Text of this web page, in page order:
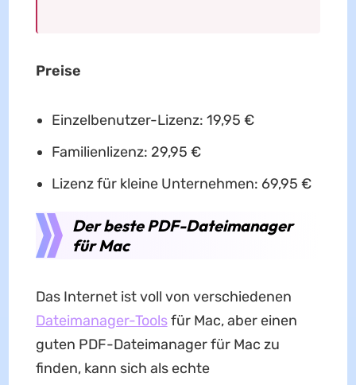
Preise
Einzelbenutzer-Lizenz: 19,95 €
Familienlizenz: 29,95 €
Lizenz für kleine Unternehmen: 69,95 €
Der beste PDF-Dateimanager
für Mac
Das Internet ist voll von verschiedenen
Dateimanager-Toolsfür Mac, aber einen
guten PDF-Dateimanager für Mac zu
finden, kann sich als echte